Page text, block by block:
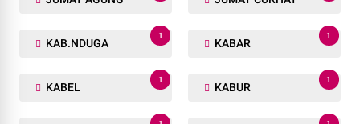
KAB.NDUGA
1
KABAR
1
KABEL
1
KABUR
1